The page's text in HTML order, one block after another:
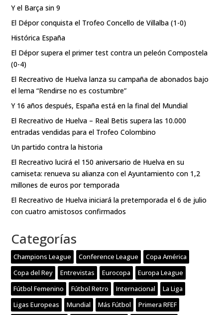
Y el Barça sin 9
El Dépor conquista el Trofeo Concello de Villalba (1-0)
Histórica España
El Dépor supera el primer test contra un peleón Compostela
(0-4)
El Recreativo de Huelva lanza su campaña de abonados bajo
el lema “Rendirse no es costumbre”
Y 16 años después, España está en la final del Mundial
El Recreativo de Huelva – Real Betis supera las 10.000
entradas vendidas para el Trofeo Colombino
Un partido contra la historia
El Recreativo lucirá el 150 aniversario de Huelva en su
camiseta: renueva su alianza con el Ayuntamiento con 1,2
millones de euros por temporada
El Recreativo de Huelva iniciará la pretemporada el 6 de julio
con cuatro amistosos confirmados
Categorías
Champions League Conference League
Copa América
Copa del Rey
Entrevistas Eurocopa
Europa League
Fútbol Femenino
Fútbol Retro Internacional
La Liga
Ligas Europeas
Mundial Más Fútbol
Primera RFEF